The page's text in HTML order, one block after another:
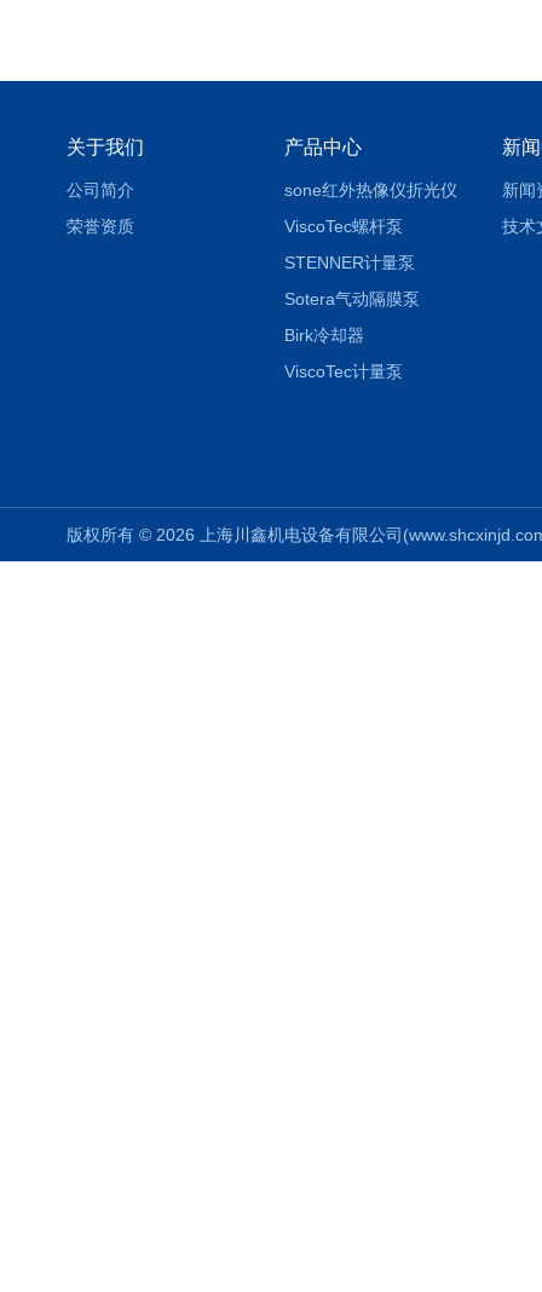
关于我们
公司简介
荣誉资质
产品中心
sone红外热像仪折光仪
ViscoTec螺杆泵
STENNER计量泵
Sotera气动隔膜泵
Birk冷却器
ViscoTec计量泵
新
新闻
技术
版权所有 © 2026 上海川鑫机电设备有限公司